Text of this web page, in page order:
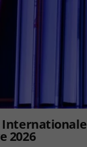
Internationale
2026